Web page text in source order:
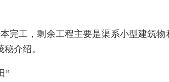
完工，剩余工程主要是渠系小型建筑
介绍。
”